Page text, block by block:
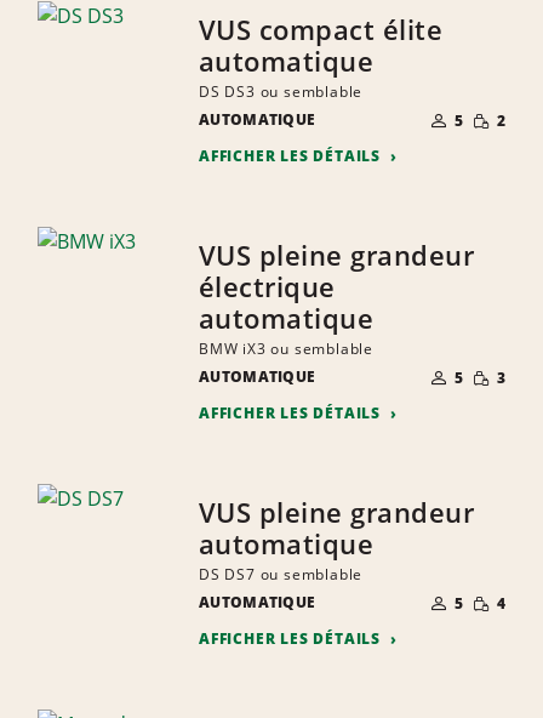
VUS compact élite
automatique
DS DS3 ou semblable
AUTOMATIQUE
NOMBRE DE
PERSONNES
5 RÉDUITE
2
AFFICHER LES DÉTAILS
VUS pleine grandeur
électrique
automatique
BMW iX3 ou semblable
AUTOMATIQUE
NOMBRE DE
PERSONNES
5 RÉDUITE
3
AFFICHER LES DÉTAILS
VUS pleine grandeur
automatique
DS DS7 ou semblable
AUTOMATIQUE
NOMBRE DE
PERSONNES
5 RÉDUITE
4
AFFICHER LES DÉTAILS